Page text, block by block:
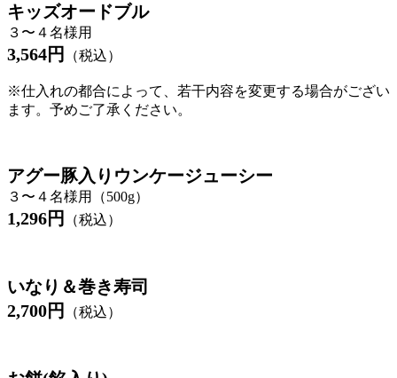
キッズオードブル
３〜４名様用
3,564円 （税込）
※仕入れの都合によって、若干内容を変更する場合がござい
ます。予めご了承ください。
アグー豚入りウンケージューシー
３〜４名様用（500g）
1,296円 （税込）
いなり＆巻き寿司
2,700円 （税込）